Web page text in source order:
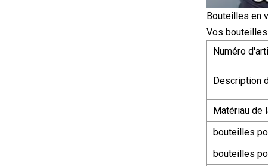
Bouteilles en
Vos
Numéro
Description
Matériau de
bouteilles
bouteilles